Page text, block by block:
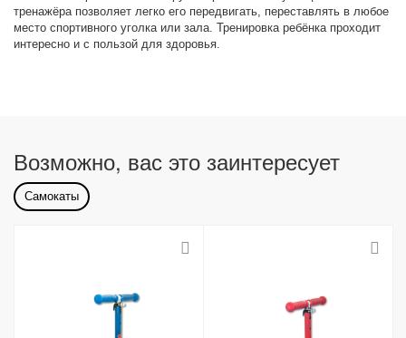
тренажёра позволяет легко его передвигать, переставлять в любое
место спортивного уголка или зала. Тренировка ребёнка проходит
интересно и с пользой для здоровья.
Возможно, вас это заинтересует
Самокаты